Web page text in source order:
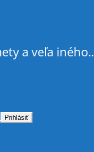
a veľa iného..